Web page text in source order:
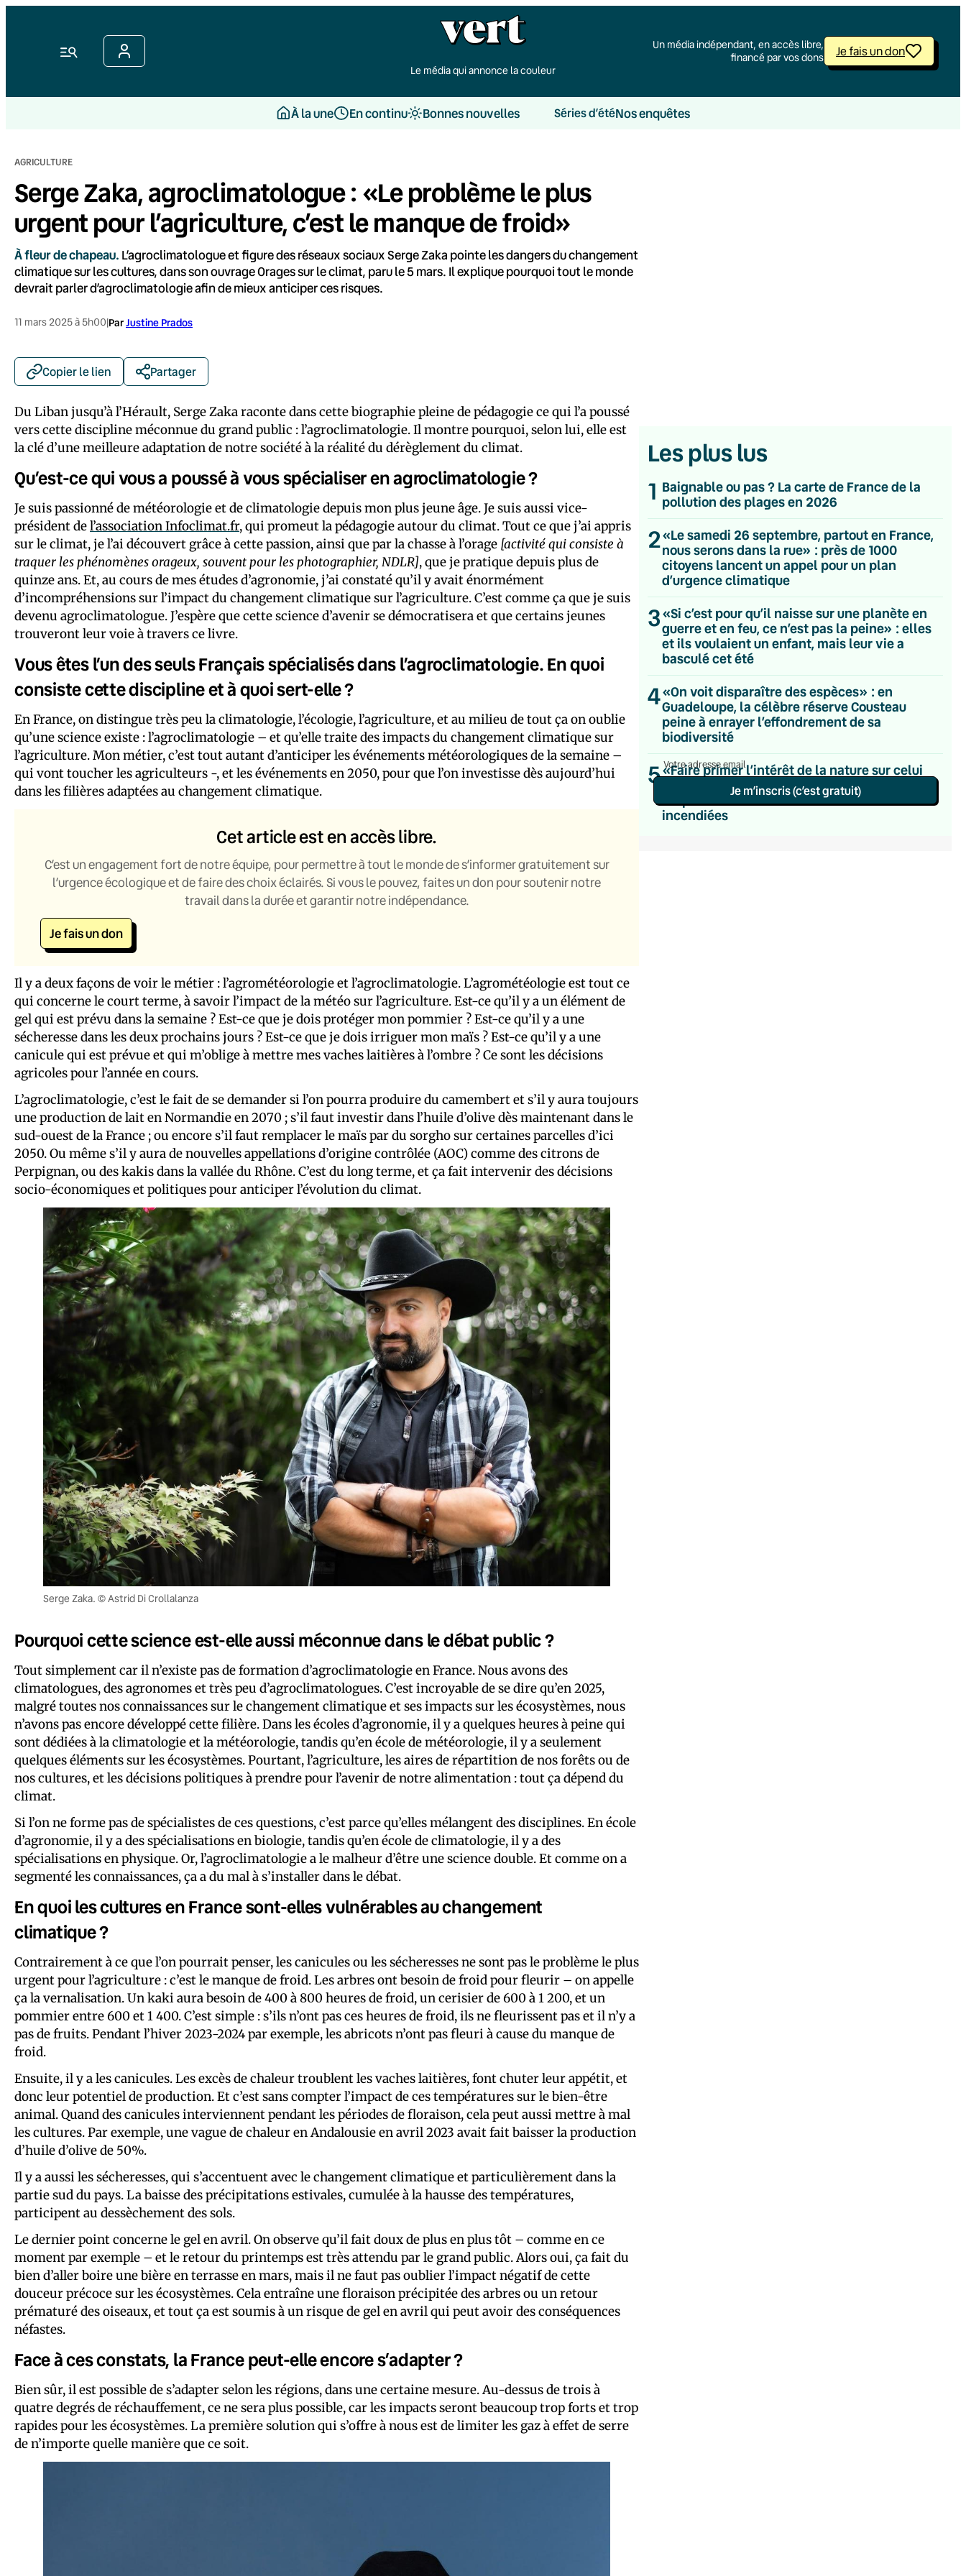
Menu
Le média qui annonce la couleur
Un média indépendant, en accès libre,
financé par vos dons
Je fais un don
À la une En continu Bonnes nouvelles Séries d’étéNos enquêtes
AGRICULTURE
Serge Zaka, agroclimatologue : «Le problème le plus
urgent pour l’agriculture, c’est le manque de froid»
À fleur de chapeau. L’agroclimatologue et figure des réseaux sociaux Serge Zaka pointe les dangers du changement
climatique sur les cultures, dans son ouvrage Orages sur le climat, paru le 5 mars. Il explique pourquoi tout le monde
devrait parler d’agroclimatologie afin de mieux anticiper ces risques.
11 mars 2025 à 5h00|ParJustine Prados
Copier le lien Partager
Du Liban jusqu’à l’Hérault, Serge Zaka raconte dans cette biographie pleine de pédagogie ce qui l’a poussé
vers cette discipline méconnue du grand public : l’agroclimatologie. Il montre pourquoi, selon lui, elle est
la clé d’une meilleure adaptation de notre société à la réalité du dérèglement du climat.
Qu’est-ce qui vous a poussé à vous spécialiser en agroclimatologie ?
Je suis passionné de météorologie et de climatologie depuis mon plus jeune âge. Je suis aussi vice-
président del’association Infoclimat.fr, qui promeut la pédagogie autour du climat. Tout ce que j’ai appris
sur le climat, je l’ai découvert grâce à cette passion, ainsi que par la chasse à l’orage [activité qui consiste à
traquer les phénomènes orageux, souvent pour les photographier, NDLR], que je pratique depuis plus de
quinze ans. Et, au cours de mes études d’agronomie, j’ai constaté qu’il y avait énormément
d’incompréhensions sur l’impact du changement climatique sur l’agriculture. C’est comme ça que je suis
devenu agroclimatologue. J’espère que cette science d’avenir se démocratisera et que certains jeunes
trouveront leur voie à travers ce livre.
Vous êtes l’un des seuls Français spécialisés dans l’agroclimatologie. En quoi
consiste cette discipline et à quoi sert-elle ?
En France, on distingue très peu la climatologie, l’écologie, l’agriculture, et au milieu de tout ça on oublie
qu’une science existe : l’agroclimatologie – et qu’elle traite des impacts du changement climatique sur
l’agriculture. Mon métier, c’est tout autant d’anticiper les événements météorologiques de la semaine –
qui vont toucher les agriculteurs -, et les événements en 2050, pour que l’on investisse dès aujourd’hui
dans les filières adaptées au changement climatique.
Cet article est en accès libre.
C’est un engagement fort de notre équipe, pour permettre à tout le monde de s’informer gratuitement sur
l’urgence écologique et de faire des choix éclairés. Si vous le pouvez, faites un don pour soutenir notre
travail dans la durée et garantir notre indépendance.
Je fais un don
Il y a deux façons de voir le métier : l’agrométéorologie et l’agroclimatologie. L’agrométéologie est tout ce
qui concerne le court terme, à savoir l’impact de la météo sur l’agriculture. Est-ce qu’il y a un élément de
gel qui est prévu dans la semaine ? Est-ce que je dois protéger mon pommier ? Est-ce qu’il y a une
sécheresse dans les deux prochains jours ? Est-ce que je dois irriguer mon maïs ? Est-ce qu’il y a une
canicule qui est prévue et qui m’oblige à mettre mes vaches laitières à l’ombre ? Ce sont les décisions
agricoles pour l’année en cours.
L’agroclimatologie, c’est le fait de se demander si l’on pourra produire du camembert et s’il y aura toujours
une production de lait en Normandie en 2070 ; s’il faut investir dans l’huile d’olive dès maintenant dans le
sud-ouest de la France ; ou encore s’il faut remplacer le maïs par du sorgho sur certaines parcelles d’ici
2050. Ou même s’il y aura de nouvelles appellations d’origine contrôlée (AOC) comme des citrons de
Perpignan, ou des kakis dans la vallée du Rhône. C’est du long terme, et ça fait intervenir des décisions
socio-économiques et politiques pour anticiper l’évolution du climat.
Serge Zaka. © Astrid Di Crollalanza
Pourquoi cette science est-elle aussi méconnue dans le débat public ?
Tout simplement car il n’existe pas de formation d’agroclimatologie en France. Nous avons des
climatologues, des agronomes et très peu d’agroclimatologues. C’est incroyable de se dire qu’en 2025,
malgré toutes nos connaissances sur le changement climatique et ses impacts sur les écosystèmes, nous
n’avons pas encore développé cette filière. Dans les écoles d’agronomie, il y a quelques heures à peine qui
sont dédiées à la climatologie et la météorologie, tandis qu’en école de météorologie, il y a seulement
quelques éléments sur les écosystèmes. Pourtant, l’agriculture, les aires de répartition de nos forêts ou de
nos cultures, et les décisions politiques à prendre pour l’avenir de notre alimentation : tout ça dépend du
climat.
Si l’on ne forme pas de spécialistes de ces questions, c’est parce qu’elles mélangent des disciplines. En école
d’agronomie, il y a des spécialisations en biologie, tandis qu’en école de climatologie, il y a des
spécialisations en physique. Or, l’agroclimatologie a le malheur d’être une science double. Et comme on a
segmenté les connaissances, ça a du mal à s’installer dans le débat.
En quoi les cultures en France sont-elles vulnérables au changement
climatique ?
Contrairement à ce que l’on pourrait penser, les canicules ou les sécheresses ne sont pas le problème le plus
urgent pour l’agriculture : c’est le manque de froid. Les arbres ont besoin de froid pour fleurir – on appelle
ça la vernalisation. Un kaki aura besoin de 400 à 800 heures de froid, un cerisier de 600 à 1 200, et un
pommier entre 600 et 1 400. C’est simple : s’ils n’ont pas ces heures de froid, ils ne fleurissent pas et il n’y a
pas de fruits. Pendant l’hiver 2023-2024 par exemple, les abricots n’ont pas fleuri à cause du manque de
froid.
Ensuite, il y a les canicules. Les excès de chaleur troublent les vaches laitières, font chuter leur appétit, et
donc leur potentiel de production. Et c’est sans compter l’impact de ces températures sur le bien-être
animal. Quand des canicules interviennent pendant les périodes de floraison, cela peut aussi mettre à mal
les cultures. Par exemple, une vague de chaleur en Andalousie en avril 2023 avait fait baisser la production
d’huile d’olive de 50%.
Il y a aussi les sécheresses, qui s’accentuent avec le changement climatique et particulièrement dans la
partie sud du pays. La baisse des précipitations estivales, cumulée à la hausse des températures,
participent au dessèchement des sols.
Le dernier point concerne le gel en avril. On observe qu’il fait doux de plus en plus tôt – comme en ce
moment par exemple – et le retour du printemps est très attendu par le grand public. Alors oui, ça fait du
bien d’aller boire une bière en terrasse en mars, mais il ne faut pas oublier l’impact négatif de cette
douceur précoce sur les écosystèmes. Cela entraîne une floraison précipitée des arbres ou un retour
prématuré des oiseaux, et tout ça est soumis à un risque de gel en avril qui peut avoir des conséquences
néfastes.
Face à ces constats, la France peut-elle encore s’adapter ?
Bien sûr, il est possible de s’adapter selon les régions, dans une certaine mesure. Au-dessus de trois à
quatre degrés de réchauffement, ce ne sera plus possible, car les impacts seront beaucoup trop forts et trop
rapides pour les écosystèmes. La première solution qui s’offre à nous est de limiter les gaz à effet de serre
de n’importe quelle manière que ce soit.
Les plus lus
1 Baignable ou pas ? La carte de France de la
pollution des plages en 2026
2«Le samedi 26 septembre, partout en France,
nous serons dans la rue» : près de 1000
citoyens lancent un appel pour un plan
d’urgence climatique
3«Si c’est pour qu’il naisse sur une planète en
guerre et en feu, ce n’est pas la peine» : elles
et ils voulaient un enfant, mais leur vie a
basculé cet été
4«On voit disparaître des espèces» : en
Guadeloupe, la célèbre réserve Cousteau
peine à enrayer l’effondrement de sa
biodiversité
5«Faire primer l’intérêt de la nature sur celui
d’un loisir» : la pression monte pour
suspendre la chasse dans les zones
incendiées
💌 Inscrivez-vous à nos newsletters
Quotidienne
Du lundi au vendredi
Hebdomadaire
Le samedi
Chaleurs Actuelles
Une fois par mois
C’était Mieux Après
Occasionnelle
Je m’inscris (c’est gratuit)